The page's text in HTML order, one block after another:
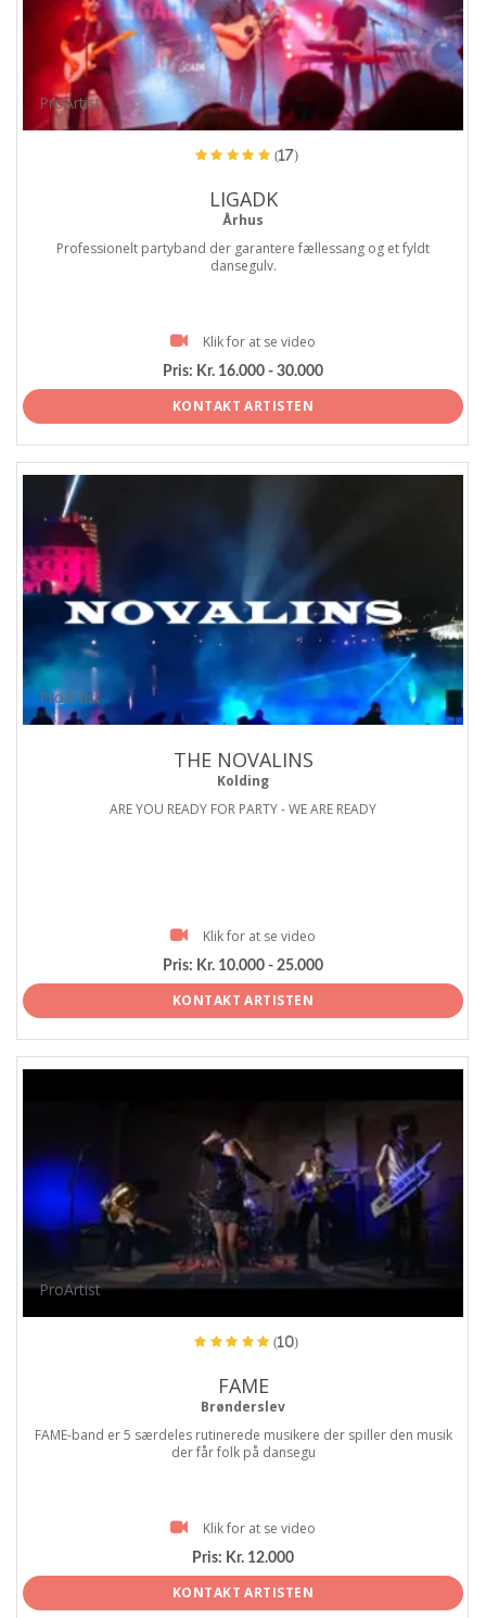
ProArtist
(17)
LIGADK
Århus
Professionelt partyband der garantere fællessang og et fyldt
dansegulv.
Klik for at se video
Pris: Kr. 16.000 - 30.000
KONTAKT ARTISTEN
ProArtist
THE NOVALINS
Kolding
ARE YOU READY FOR PARTY - WE ARE READY
Klik for at se video
Pris: Kr. 10.000 - 25.000
KONTAKT ARTISTEN
ProArtist
(10)
FAME
Brønderslev
FAME-band er 5 særdeles rutinerede musikere der spiller den musik
der får folk på dansegu
Klik for at se video
Pris: Kr. 12.000
KONTAKT ARTISTEN